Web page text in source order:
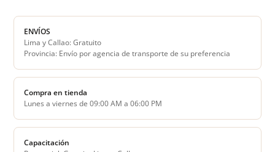
ENVÍOS
Lima y Callao: Gratuito
Provincia: Envío por agencia de transporte de su preferencia
Compra en tienda
Lunes a viernes de 09:00 AM a 06:00 PM
Capacitación